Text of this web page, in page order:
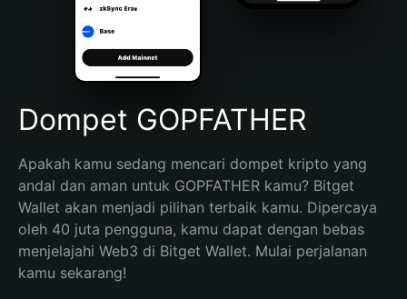
Português (Brasil)
Español (Argentina)
Dompet GOPFATHER
Apakah kamu sedang mencari dompet kripto yang
andal dan aman untuk GOPFATHER kamu? Bitget
Wallet akan menjadi pilihan terbaik kamu. Dipercaya
oleh 40 juta pengguna, kamu dapat dengan bebas
menjelajahi Web3 di Bitget Wallet. Mulai perjalanan
kamu sekarang!